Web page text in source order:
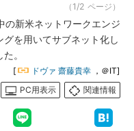
（1/2 ページ）
の新米ネットワークエンジ
を用いてサブネット化し
。
[ ドヴァ 齋藤貴幸 ，＠IT]
PC用表示
関連情報